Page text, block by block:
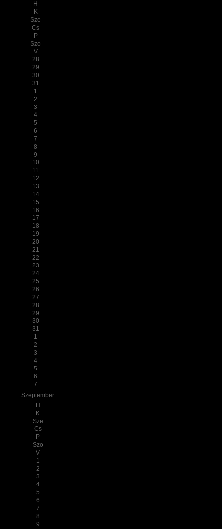
H
K
Sze
Cs
P
Szo
V
28
29
30
31
1
2
3
4
5
6
7
8
9
10
11
12
13
14
15
16
17
18
19
20
21
22
23
24
25
26
27
28
29
30
31
1
2
3
4
5
6
7
Szeptember
H
K
Sze
Cs
P
Szo
V
1
2
3
4
5
6
7
8
9